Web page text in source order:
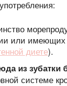
или имеющих
диете).
из
системе